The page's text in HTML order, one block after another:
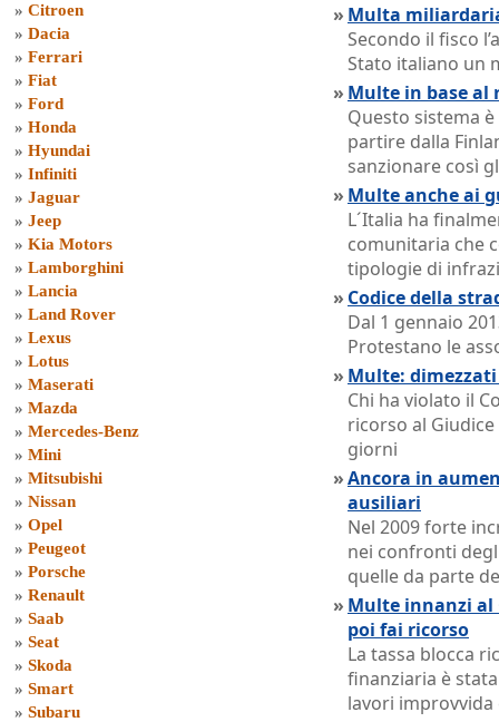
» Citroen
» Dacia
» Ferrari
» Fiat
» Ford
» Honda
» Hyundai
» Infiniti
» Jaguar
» Jeep
» Kia Motors
» Lamborghini
» Lancia
» Land Rover
» Lexus
» Lotus
» Maserati
» Mazda
» Mercedes-Benz
» Mini
» Mitsubishi
» Nissan
» Opel
» Peugeot
» Porsche
» Renault
» Saab
» Seat
» Skoda
» Smart
» Subaru
» Multa
Secondo il fisco
Stato italiano un
» Multe in base al
Questo sistema
partire dalla
sanzionare così
» Multe anche ai
L´Italia ha
comunitaria che
tipologie di
» Codice della
Dal 1 gennaio
Protestano le
» Multe:
Chi ha violato il
ricorso al
giorni
»Ancora in
ausiliari
Nel 2009 forte
nei confronti
quelle da parte
» Multe innanzi al
poi fai ricorso
La tassa blocca
finanziaria è
lavori improvvida